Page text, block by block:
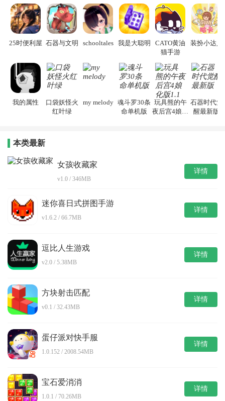
25时便利屋 石器与文明 schooltales 我是大聪明
CATO黄油
猫手游
装扮小达人
我的属性
口袋妖怪火
红叶绿
my melody 魂斗罗30条
命单机版
玩具熊的午
夜后宫4娘化
石器时代觉
醒最新版
本类最新
女孩收藏家
v1.0 / 346MB
详情
迷你喜日式拼图手游
v1.6.2 / 66.7MB
详情
逗比人生游戏
v2.0 / 5.38MB
详情
方块射击匹配
v0.1 / 32.43MB
详情
蛋仔派对快手服
1.0.152 / 2008.54MB
详情
宝石爱消消
1.0.1 / 70.26MB
详情